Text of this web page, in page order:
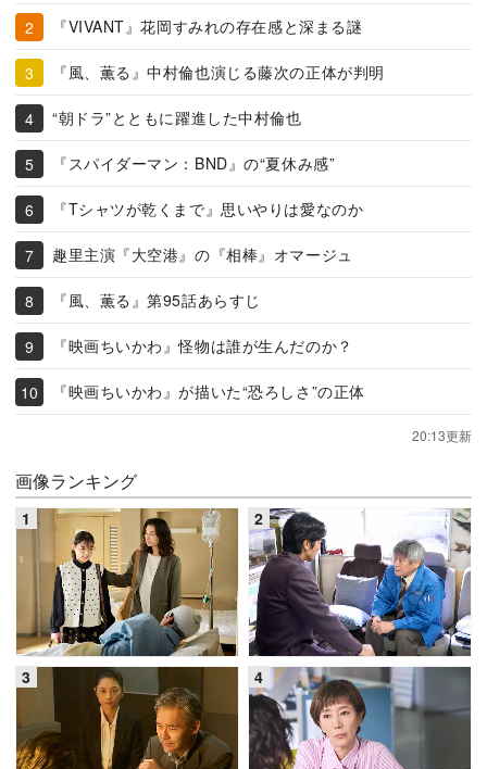
『VIVANT』花岡すみれの存在感と深まる謎
『風、薫る』中村倫也演じる藤次の正体が判明
“朝ドラ”とともに躍進した中村倫也
『スパイダーマン：BND』の“夏休み感”
『Tシャツが乾くまで』思いやりは愛なのか
趣里主演『大空港』の『相棒』オマージュ
『風、薫る』第95話あらすじ
『映画ちいかわ』怪物は誰が生んだのか？
『映画ちいかわ』が描いた“恐ろしさ”の正体
20:13更新
画像ランキング